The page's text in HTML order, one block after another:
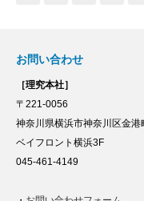
お問い合わせ
［理究本社］
〒221-0056
神奈川県横浜市神奈川区金港
ベイフロント横浜3F
045-461-4149